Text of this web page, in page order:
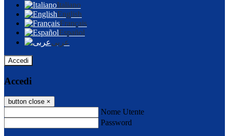
Italiano
English
Français
Español
عربى
Accedi
Accedi
button close ×
Nome Utente
Password